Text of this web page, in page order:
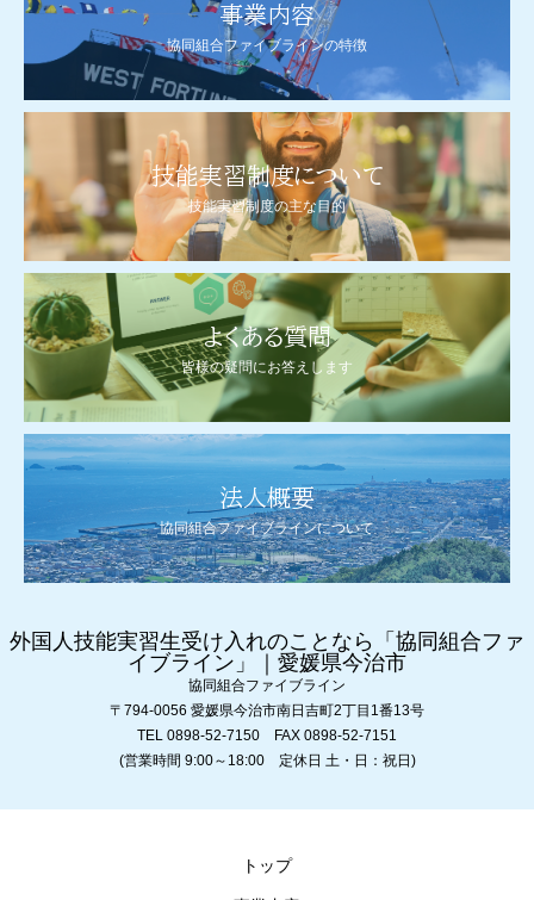
事業内容
協同組合ファイブラインの特徴
技能実習制度について
技能実習制度の主な目的
よくある質問
皆様の疑問にお答えします
法人概要
協同組合ファイブラインについて
外国人技能実習生受け入れのことなら「協同組合ファ
イブライン」｜愛媛県今治市
協同組合ファイブライン
〒794-0056 愛媛県今治市南日吉町2丁目1番13号
TEL 0898-52-7150 FAX 0898-52-7151
(営業時間 9:00～18:00 定休日 土・日：祝日)
トップ